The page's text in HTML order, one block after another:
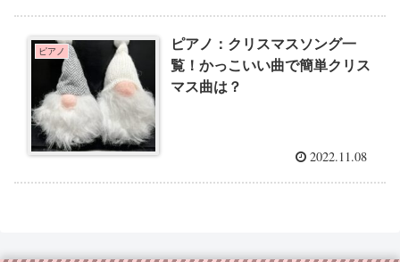
ピアノ
ピアノ：クリスマスソング一
覧！かっこいい曲で簡単クリス
マス曲は？
2022.11.08